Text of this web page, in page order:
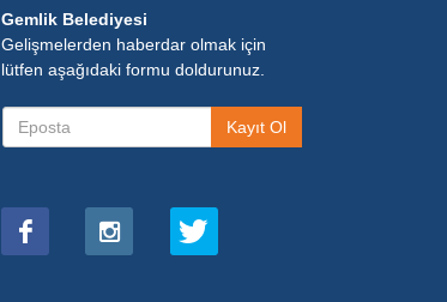
Gemlik Belediyesi
Gelişmelerden haberdar olmak için
lütfen aşağıdaki formu doldurunuz.